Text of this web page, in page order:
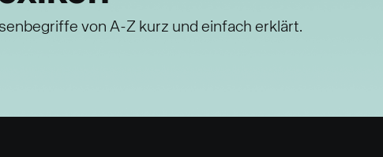
von A-Z kurz und einfach erklärt.